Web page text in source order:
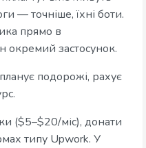
— точніше, їхні боти.
прямо в
окремий застосунок.
подорожі, рахує
($5–$20/міс), донати
типу Upwork. У